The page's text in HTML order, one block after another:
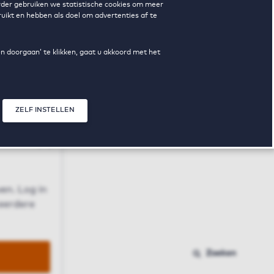
gebruiken we statistische cookies om meer
en hebben als doel om advertenties af te
doorgaan’ te klikken, gaat u akkoord met het
ZELF INSTELLEN
Log in
Zoeken